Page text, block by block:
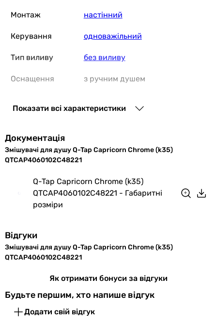
Монтаж настінний
Керування одноважільний
Тип виливу без виливу
Оснащення з ручним душем
змішувача
Підключення
Розмір
картриджа
змішувача
35 мм
Матеріал латунь
Діаметр
підключення
Capricorn
Комплектація
виробу
змішувач, тримач для душу,
кріплення
Показати всі характеристики
Документація
Змішувачі для душу Q-Tap Capricorn Chrome (k35)
QTCAP4060102C48221
Q-Tap Capricorn Chrome (k35)
QTCAP4060102C48221 - Габаритні
розміри
Відгуки
Змішувачі для душу Q-Tap Capricorn Chrome (k35)
QTCAP4060102C48221
Як отримати бонуси за відгуки
Будьте першим, хто напише відгук
Додати свій відгук